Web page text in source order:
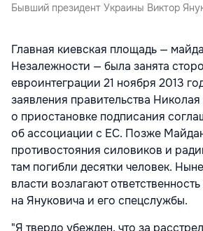
Бывший президент Украины Виктор
Главная киевская площадь —
Незалежности — была занята
евроинтеграции 21 ноября 2013
заявления правительства
о приостановке подписания
об ассоциации с ЕС. Позже
противостояния силовиков и
там погибли десятки человек.
власти возлагают
на Януковича и его спецслужбы.
"Я твердо убежден, что за